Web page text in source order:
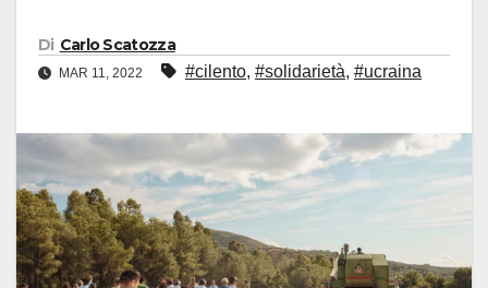
Di Carlo Scatozza
MAR 11, 2022 #cilento, #solidarietà, #ucraina